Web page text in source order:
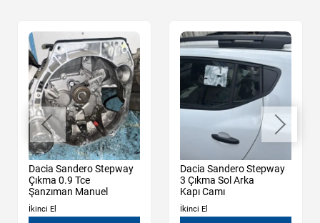
Dacia Sandero Stepway
Çıkma 0.9 Tce
Şanzıman Manuel
İkinci El
Dacia Sandero Stepway
3 Çıkma Sol Arka
Kapı Camı
İkinci El